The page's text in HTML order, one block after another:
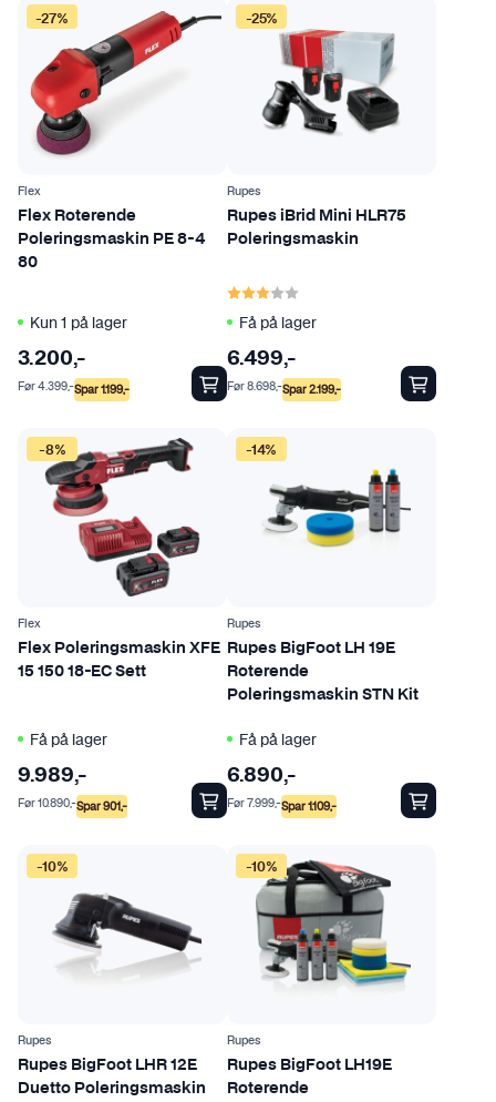
-27%
Flex
Flex Roterende
Poleringsmaskin PE 8-4
80
Kun 1 på lager
3.200,-
Spar1.199,-
Før4.399,-
-25%
Rupes
Rupes iBrid Mini HLR75
Poleringsmaskin
Karakter:
Få på lager
6.499,-
Spar2.199,-
Før8.698,-
-8%
Flex
Flex Poleringsmaskin XFE
15 150 18-EC Sett
Få på lager
9.989,-
Spar901,-
Før10.890,-
-14%
Rupes
Rupes BigFoot LH 19E
Roterende
Poleringsmaskin STN Kit
Få på lager
6.890,-
Spar1.109,-
Før7.999,-
-10%
Rupes
Rupes BigFoot LHR 12E
Duetto Poleringsmaskin
-10%
Rupes
Rupes BigFoot LH19E
Roterende